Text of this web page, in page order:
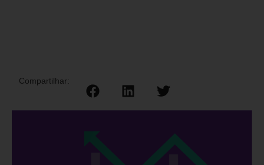
Compartilhar: